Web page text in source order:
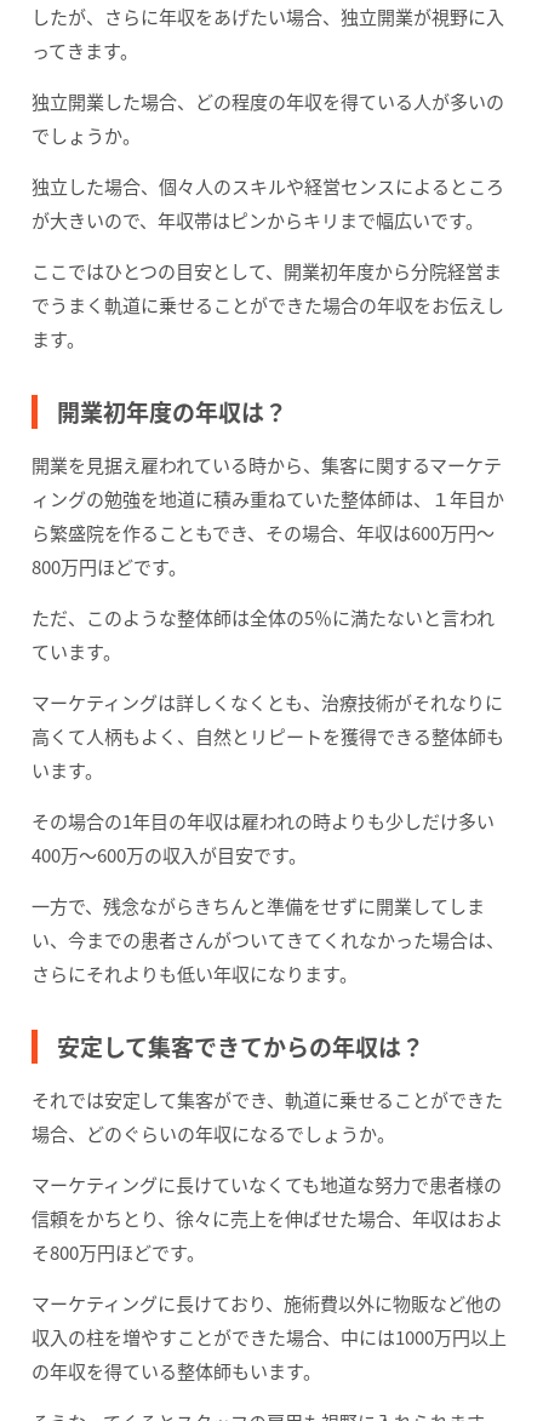
したが、さらに年収をあげたい場合、独立開業が視野に入
ってきます。
独立開業した場合、どの程度の年収を得ている人が多いの
でしょうか。
独立した場合、個々人のスキルや経営センスによるところ
が大きいので、年収帯はピンからキリまで幅広いです。
ここではひとつの目安として、開業初年度から分院経営ま
でうまく軌道に乗せることができた場合の年収をお伝えし
ます。
開業初年度の年収は？
開業を見据え雇われている時から、集客に関するマーケテ
ィングの勉強を地道に積み重ねていた整体師は、１年目か
ら繁盛院を作ることもでき、その場合、年収は600万円～
800万円ほどです。
ただ、このような整体師は全体の5％に満たないと言われ
ています。
マーケティングは詳しくなくとも、治療技術がそれなりに
高くて人柄もよく、自然とリピートを獲得できる整体師も
います。
その場合の1年目の年収は雇われの時よりも少しだけ多い
400万～600万の収入が目安です。
一方で、残念ながらきちんと準備をせずに開業してしま
い、今までの患者さんがついてきてくれなかった場合は、
さらにそれよりも低い年収になります。
安定して集客できてからの年収は？
それでは安定して集客ができ、軌道に乗せることができた
場合、どのぐらいの年収になるでしょうか。
マーケティングに長けていなくても地道な努力で患者様の
信頼をかちとり、徐々に売上を伸ばせた場合、年収はおよ
そ800万円ほどです。
マーケティングに長けており、施術費以外に物販など他の
収入の柱を増やすことができた場合、中には1000万円以上
の年収を得ている整体師もいます。